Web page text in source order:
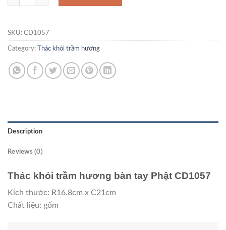
SKU: CD1057
Category: Thác khói trầm hương
Description
Reviews (0)
Thác khói trầm hương bàn tay Phật CD1057
Kích thước: R16.8cm x C21cm
Chất liệu: gốm